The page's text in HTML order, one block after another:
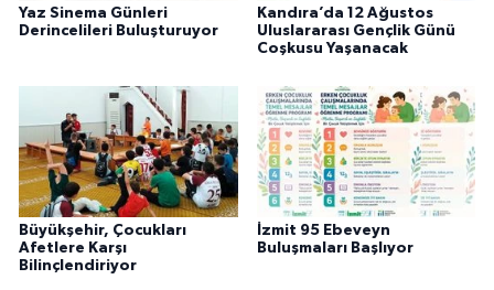
Yaz Sinema Günleri
Derincelileri Buluşturuyor
Kandıra’da 12 Ağustos
Uluslararası Gençlik Günü
Coşkusu Yaşanacak
Büyükşehir, Çocukları
Afetlere Karşı
Bilinçlendiriyor
İzmit 95 Ebeveyn
Buluşmaları Başlıyor